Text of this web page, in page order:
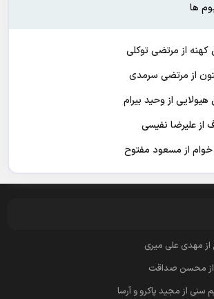
ها
کهنه از مرتضی توکلی
از مرتضی سرمدی
از وحید بیرام
از علیرضا نفیسی
خوام از مسعود مفتوح
از مهدی علی میری
از محسن صداقت
سنی از مجید پاکرو و آرسا